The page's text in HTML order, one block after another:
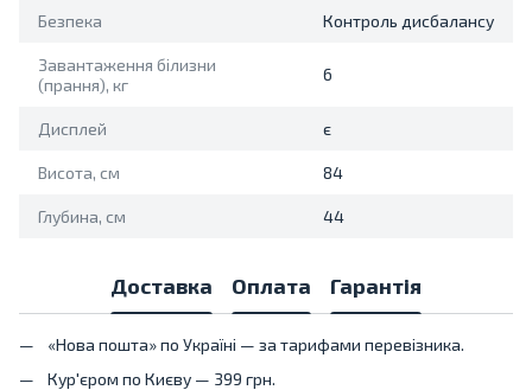
Безпека Контроль дисбалансу
Завантаження білизни
(прання), кг
6
Дисплей є
Висота, см 84
Глубина, см 44
Доставка Оплата Гарантія
«Нова пошта» по Україні — за тарифами перевізника.
Кур'єром по Києву — 399 грн.